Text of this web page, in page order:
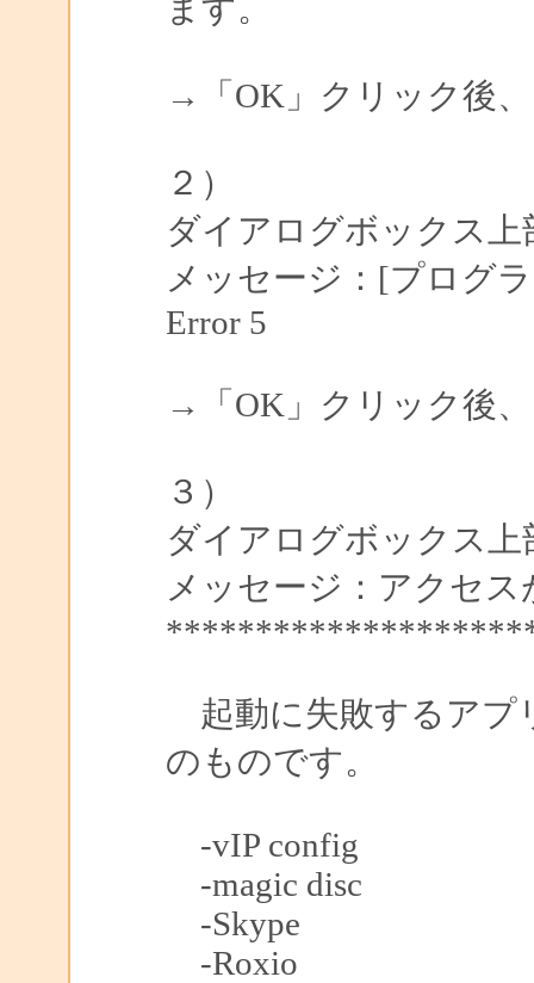
ます。
→「OK」クリック後
２）
ダイアログボックス上
メッセージ：[プログ
Error 5
→「OK」クリック後
３）
ダイアログボックス上
メッセージ：アクセ
起動に失敗するアプ
のものです。
-vIP config
-magic disc
-Skype
-Roxio